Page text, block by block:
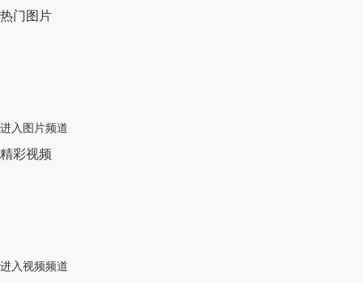
热门图片
进入图片频道
精彩视频
进入视频频道